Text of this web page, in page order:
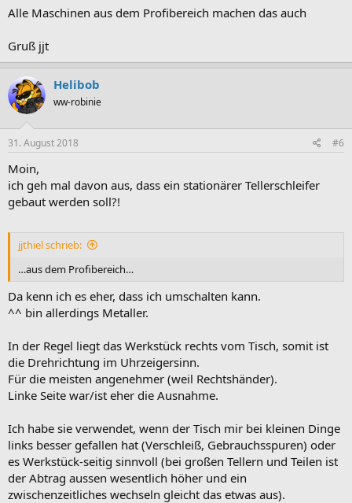
Alle Maschinen aus dem Profibereich machen das auch
Gruß jjt
Helibob
ww-robinie
31. August 2018 #6
Moin,
ich geh mal davon aus, dass ein stationärer Tellerschleifer
gebaut werden soll?!
jjthiel schrieb:
…aus dem Profibereich…
Da kenn ich es eher, dass ich umschalten kann.
^^ bin allerdings Metaller.
In der Regel liegt das Werkstück rechts vom Tisch, somit ist
die Drehrichtung im Uhrzeigersinn.
Für die meisten angenehmer (weil Rechtshänder).
Linke Seite war/ist eher die Ausnahme.
Ich habe sie verwendet, wenn der Tisch mir bei kleinen Dinge
links besser gefallen hat (Verschleiß, Gebrauchsspuren) oder
es Werkstück-seitig sinnvoll (bei großen Tellern und Teilen ist
der Abtrag aussen wesentlich höher und ein
zwischenzeitliches wechseln gleicht das etwas aus).